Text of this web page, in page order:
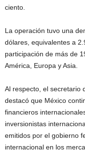
ciento.
La operación tuvo una
dólares, equivalentes a
participación de más de
América, Europa y Asia.
Al respecto, el secretario
destacó que México
financieros
inversionistas
emitidos por el gobierno
internacional en los